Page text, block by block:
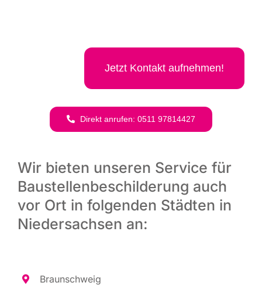
Jetzt Kon­takt aufnehmen!
Direkt anru­fen: 0511 97814427
Wir bieten unseren Service für
Baustellenbeschilderung auch
vor Ort in folgenden Städten in
Niedersachsen an:
Braun­schweig